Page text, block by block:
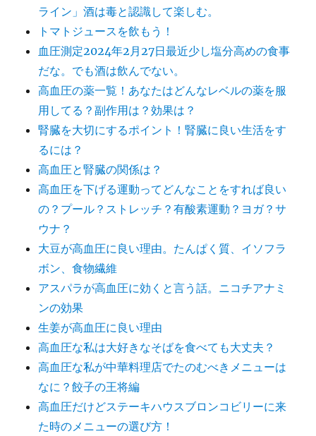
ライン」酒は毒と認識して楽しむ。
トマトジュースを飲もう！
血圧測定2024年2月27日最近少し塩分高めの食事
だな。でも酒は飲んでない。
高血圧の薬一覧！あなたはどんなレベルの薬を服
用してる？副作用は？効果は？
腎臓を大切にするポイント！腎臓に良い生活をす
るには？
高血圧と腎臓の関係は？
高血圧を下げる運動ってどんなことをすれば良い
の？プール？ストレッチ？有酸素運動？ヨガ？サ
ウナ？
大豆が高血圧に良い理由。たんぱく質、イソフラ
ボン、食物繊維
アスパラが高血圧に効くと言う話。ニコチアナミ
ンの効果
生姜が高血圧に良い理由
高血圧な私は大好きなそばを食べても大丈夫？
高血圧な私が中華料理店でたのむべきメニューは
なに？餃子の王将編
高血圧だけどステーキハウスブロンコビリーに来
た時のメニューの選び方！